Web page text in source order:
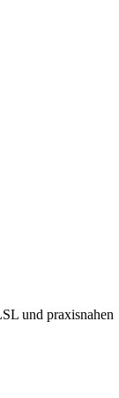
und praxisnahen